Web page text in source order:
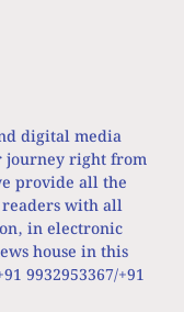
digital media
journey right from
provide all the
with all
in electronic
house in this
9932953367/+91